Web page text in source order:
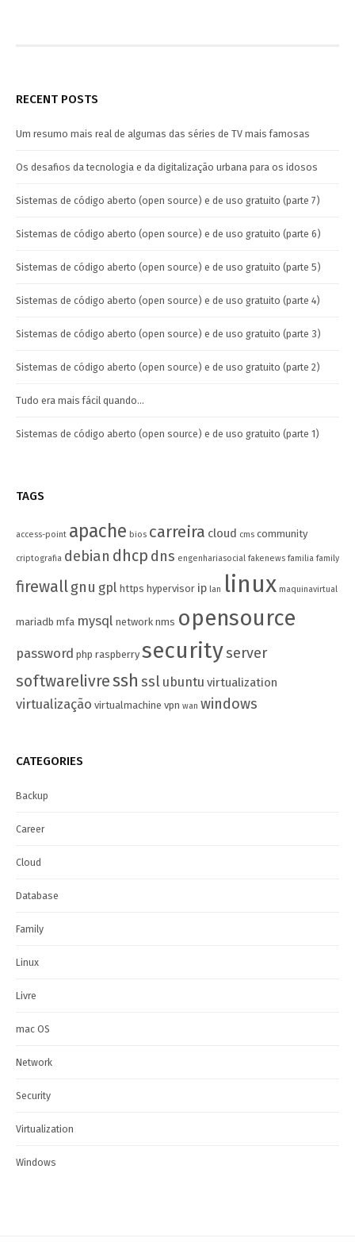
RECENT POSTS
Um resumo mais real de algumas das séries de TV mais famosas
Os desafios da tecnologia e da digitalização urbana para os idosos
Sistemas de código aberto (open source) e de uso gratuito (parte 7)
Sistemas de código aberto (open source) e de uso gratuito (parte 6)
Sistemas de código aberto (open source) e de uso gratuito (parte 5)
Sistemas de código aberto (open source) e de uso gratuito (parte 4)
Sistemas de código aberto (open source) e de uso gratuito (parte 3)
Sistemas de código aberto (open source) e de uso gratuito (parte 2)
Tudo era mais fácil quando…
Sistemas de código aberto (open source) e de uso gratuito (parte 1)
TAGS
access-point apache bios carreira cloud cms community
criptografia debian dhcp dns engenhariasocial fakenews familia family
firewallgnu gpl https hypervisor ip lan linux maquinavirtual
mariadb mfa mysql network nms opensource
password php raspberry securityserver
softwarelivressh ssl ubuntu virtualization
virtualização virtualmachine vpn wan windows
CATEGORIES
Backup
Career
Cloud
Database
Family
Linux
Livre
mac OS
Network
Security
Virtualization
Windows